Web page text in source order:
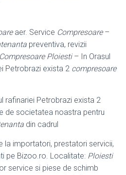
aer. Service Compresoare–
preventiva, revizii
Compresoare Ploiesti– In Orasul
Petrobrazi exista 2 compresoare
rafinariei Petrobrazi exista 2
de societatea noastra pentru
din cadrul
la importatori, prestatori servicii,
pe Bizoo.ro. Localitate: Ploiesti
service si piese de schimb